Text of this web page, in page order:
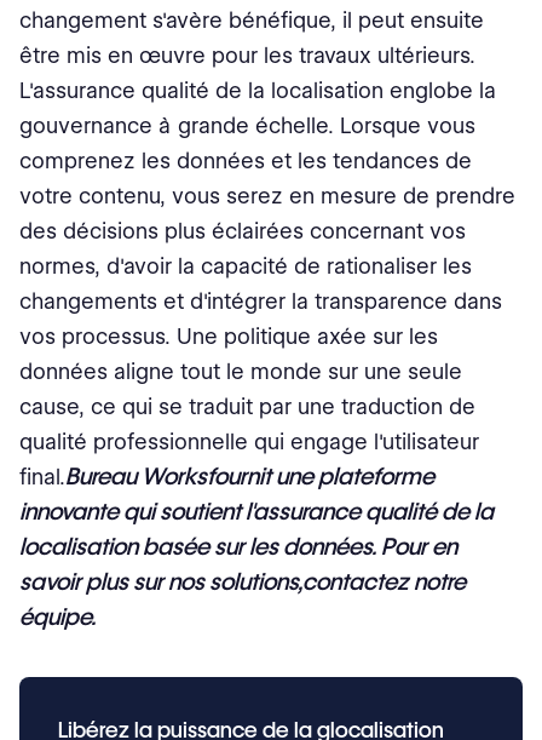
changement s'avère bénéfique, il peut ensuite
être mis en œuvre pour les travaux ultérieurs.
L'assurance qualité de la localisation englobe la
gouvernance à grande échelle. Lorsque vous
comprenez les données et les tendances de
votre contenu, vous serez en mesure de prendre
des décisions plus éclairées concernant vos
normes, d'avoir la capacité de rationaliser les
changements et d'intégrer la transparence dans
vos processus. Une politique axée sur les
données aligne tout le monde sur une seule
cause, ce qui se traduit par une traduction de
qualité professionnelle qui engage l'utilisateur
final.Bureau Worksfournit une plateforme
innovante qui soutient l'assurance qualité de la
localisation basée sur les données. Pour en
savoir plus sur nos solutions,contactez notre
équipe.
Libérez la puissance de la glocalisation